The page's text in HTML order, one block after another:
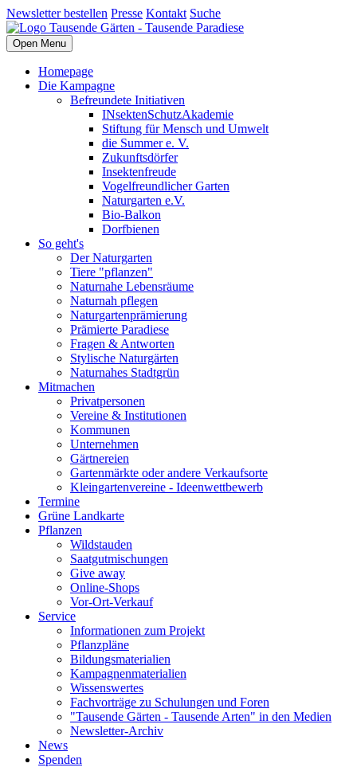
Newsletter bestellen Presse Kontakt Suche
Open Menu
Homepage
Die Kampagne
Befreundete Initiativen
INsektenSchutzAkademie
Stiftung für Mensch und Umwelt
die Summer e. V.
Zukunftsdörfer
Insektenfreude
Vogelfreundlicher Garten
Naturgarten e.V.
Bio-Balkon
Dorfbienen
So geht's
Der Naturgarten
Tiere "pflanzen"
Naturnahe Lebensräume
Naturnah pflegen
Naturgartenprämierung
Prämierte Paradiese
Fragen & Antworten
Stylische Naturgärten
Naturnahes Stadtgrün
Mitmachen
Privatpersonen
Vereine & Institutionen
Kommunen
Unternehmen
Gärtnereien
Gartenmärkte oder andere Verkaufsorte
Kleingartenvereine - Ideenwettbewerb
Termine
Grüne Landkarte
Pflanzen
Wildstauden
Saatgutmischungen
Give away
Online-Shops
Vor-Ort-Verkauf
Service
Informationen zum Projekt
Pflanzpläne
Bildungsmaterialien
Kampagnenmaterialien
Wissenswertes
Fachvorträge zu Schulungen und Foren
"Tausende Gärten - Tausende Arten" in den Medien
Newsletter-Archiv
News
Spenden